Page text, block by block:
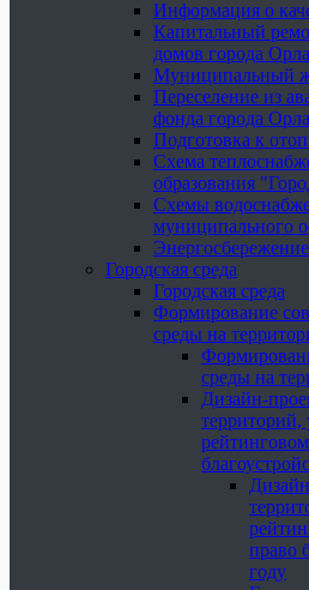
Информация о
Капитальный
домов города Орла
Муниципальный
Переселение из
фонда города Орла
Подготовка к
Схема
образования
Схемы
муниципального
Энергосбережение
Городская среда
Городская среда
Формирование
среды на
среды на
Дизайн-
право
году